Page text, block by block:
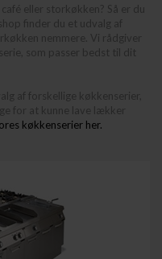
eller storkøkken? Så er du
finder du et udvalg af
nemmere. Vi rådgiver
som passer bedst til dit
af forskellige køkkenserier,
for at kunne lave lækker
køkkenserier her.